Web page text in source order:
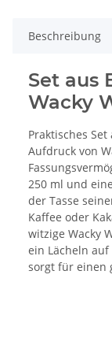
Beschreibung
Set aus
Wacky
Praktisches
Aufdruck von
250 ml und
der Tasse
Kaffee oder
witzige Wacky
ein Lächeln
sorgt für einen